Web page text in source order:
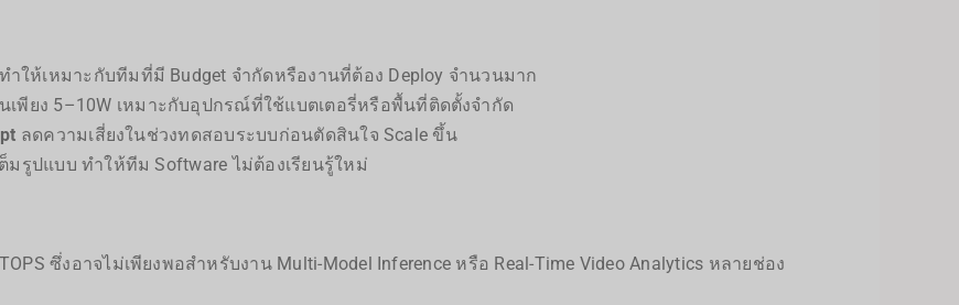
ำให้เหมาะกับทีมที่มี Budget จำกัดหรืองานที่ต้อง Deploy จำนวนมาก
เพียง 5–10W เหมาะกับอุปกรณ์ที่ใช้แบตเตอรี่หรือพื้นที่ติดตั้งจำกัด
ลดความเสี่ยงในช่วงทดสอบระบบก่อนตัดสินใจ Scale ขึ้น
ต็มรูปแบบ ทำให้ทีม Software ไม่ต้องเรียนรู้ใหม่
ซึ่งอาจไม่เพียงพอสำหรับงาน Multi-Model Inference หรือ Real-Time Video Analytics หลายช่อง